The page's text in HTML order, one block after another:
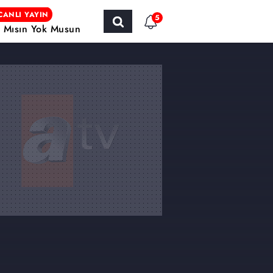
YAYIN
Yok Musun
5